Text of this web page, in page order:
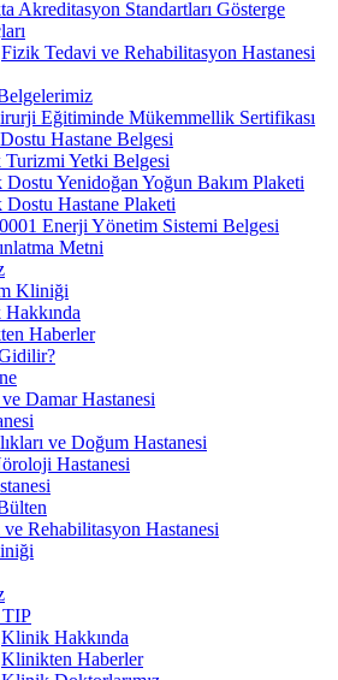
Akreditasyon Standartları Gösterge
Fizik Tedavi ve Rehabilitasyon Hastanesi
Eğitiminde Mükemmellik Sertifikası
Hastane Belgesi
Turizmi Yetki Belgesi
Dostu Yenidoğan Yoğun Bakım Plaketi
Dostu Hastane Plaketi
Enerji Yönetim Sistemi Belgesi
Metni
Kliniği
Haberler
Damar Hastanesi
ve Doğum Hastanesi
Hastanesi
Rehabilitasyon Hastanesi
Klinik Hakkında
Klinikten Haberler